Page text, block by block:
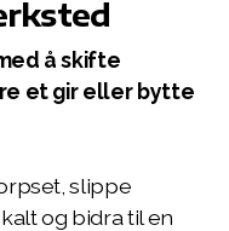
å skifte
et gir eller bytte
slippe
og bidra til en